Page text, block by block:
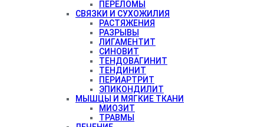
ПЕРЕЛОМЫ
СВЯЗКИ И СУХОЖИЛИЯ
РАСТЯЖЕНИЯ
РАЗРЫВЫ
ЛИГАМЕНТИТ
СИНОВИТ
ТЕНДОВАГИНИТ
ТЕНДИНИТ
ПЕРИАРТРИТ
ЭПИКОНДИЛИТ
МЫШЦЫ И МЯГКИЕ ТКАНИ
МИОЗИТ
ТРАВМЫ